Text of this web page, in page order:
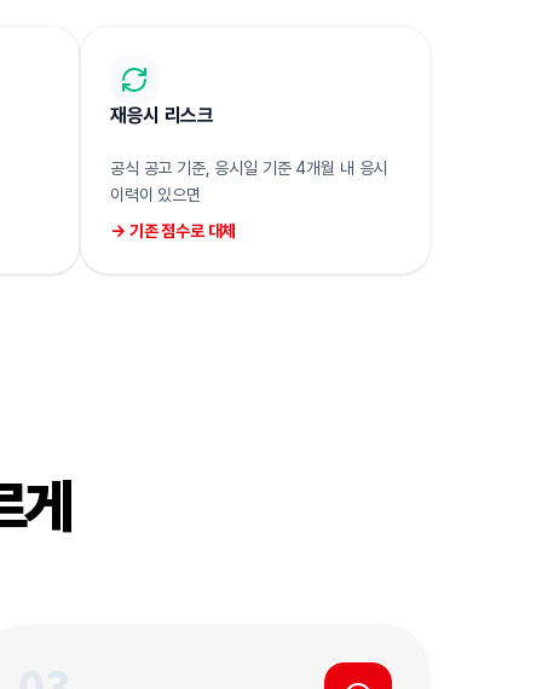
재응시 리스크
공식 공고 기준, 응시일 기준 4개월 내 응시
이력이 있으면
→ 기존 점수로 대체